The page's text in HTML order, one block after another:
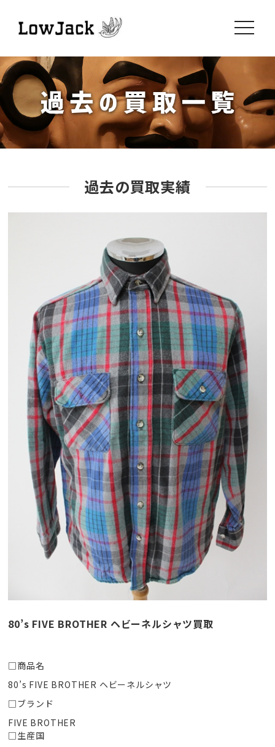
toggle
過去の買取実績
80’s FIVE BROTHER ヘビーネルシャツ買取
□商品名
80’s FIVE BROTHER ヘビーネルシャツ
□ブランド
FIVE BROTHER
□生産国